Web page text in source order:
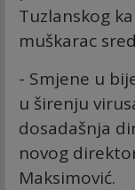
Tuzlanskog
muškarac
- Smjene u
u širenju
dosadašnja
novog
Maksimović.